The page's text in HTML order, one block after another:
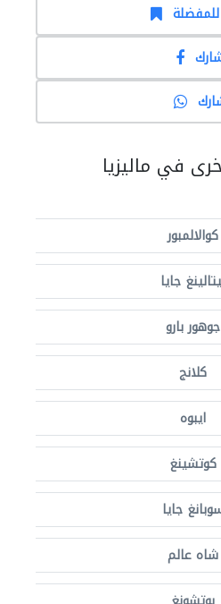
في ماليزيا
كوالالمبور
جايا
جوهور بارو
كلانج
ايبوه
كوتشينغ
جايا
شاه عالم